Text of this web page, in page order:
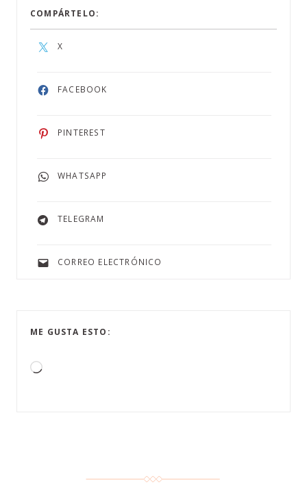
COMPÁRTELO:
X
FACEBOOK
PINTEREST
WHATSAPP
TELEGRAM
CORREO ELECTRÓNICO
ME GUSTA ESTO: